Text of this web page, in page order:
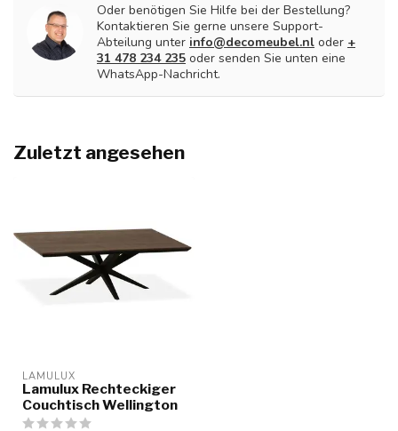
Oder benötigen Sie Hilfe bei der Bestellung?
Kontaktieren Sie gerne unsere Support-
Abteilung unter info@decomeubel.nl oder +
31 478 234 235 oder senden Sie unten eine
WhatsApp-Nachricht.
Zuletzt angesehen
LAMULUX
Lamulux Rechteckiger
Couchtisch Wellington